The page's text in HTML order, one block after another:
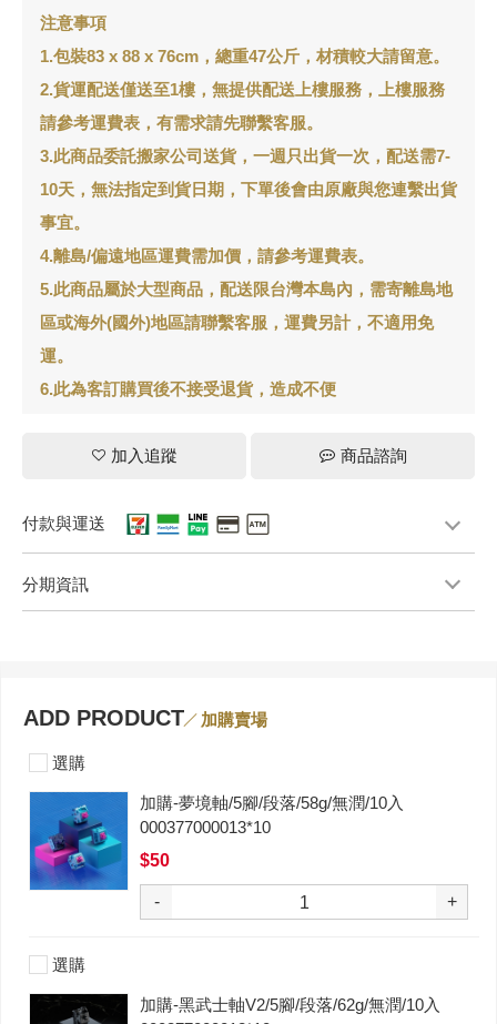
注意事項
1.包裝83 x 88 x 76cm，總重47公斤，材積較大請留意。
2.貨運配送僅送至1樓，無提供配送上樓服務，上樓服務
請參考運費表，有需求請先聯繫客服。
3.此商品委託搬家公司送貨，一週只出貨一次，配送需7-
10天，無法指定到貨日期，下單後會由原廠與您連繫出貨
事宜。
4.離島/偏遠地區運費需加價，請參考運費表。
5.此商品屬於大型商品，配送限台灣本島內，需寄離島地
區或海外(國外)地區請聯繫客服，運費另計，不適用免
運。
6.此為客訂購買後不接受退貨，造成不便
加入追蹤 商品諮詢
付款與運送
分期資訊
ADD PRODUCT 加購賣場
選購
加購-夢境軸/5腳/段落/58g/無潤/10入
000377000013*10
$50
- +
選購
加購-黑武士軸V2/5腳/段落/62g/無潤/10入